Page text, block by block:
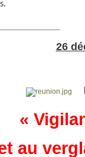
26
«
au